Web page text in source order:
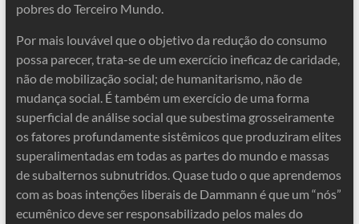
pobres do Terceiro Mundo.
Por mais louvável que o objetivo da redução do consumo
possa parecer, trata-se de um exercício ineficaz de caridade,
não de mobilização social; de humanitarismo, não de
mudança social. É também um exercício de uma forma
superficial de análise social que subestima grosseiramente
os fatores profundamente sistêmicos que produziram elites
superalimentadas em todas as partes do mundo e massas
de subalternos subnutridos. Quase tudo o que aprendemos
com as boas intenções liberais de Dammann é que um “nós”
ecumênico deve ser responsabilizado pelos males do